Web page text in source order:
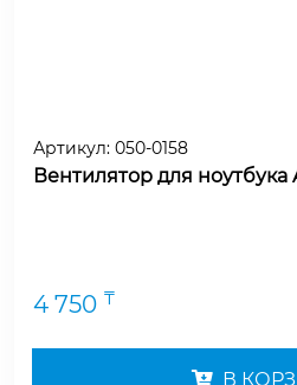
Артикул: 050-0158
Вентилятор для ноутбука
4 750 ₸
В